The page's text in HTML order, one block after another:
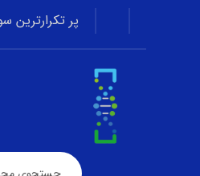
پر تکرارترین